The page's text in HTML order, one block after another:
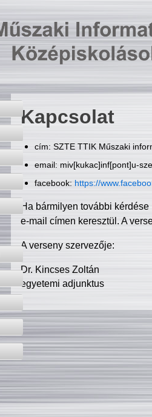
Kapcsolat
cím: SZTE TTIK Műszaki
email: miv[kukac]inf[pont]u-
facebook: https://
Ha bármilyen további
e-mail címen keresztül. A
A verseny szervezője:
Dr. Kincses Zoltán
egyetemi adjunktus